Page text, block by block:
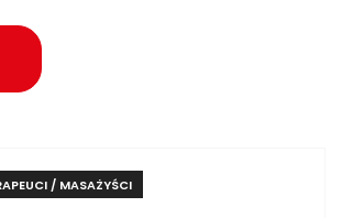
/ MASAŻYŚCI